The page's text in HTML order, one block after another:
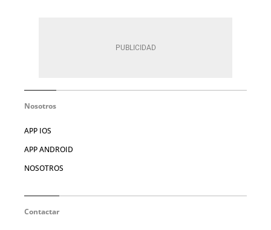
Nosotros
APP IOS
APP ANDROID
NOSOTROS
Contactar